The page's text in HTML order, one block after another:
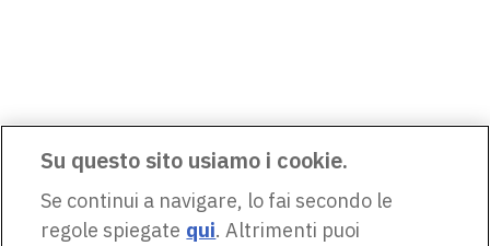
Su questo sito usiamo i cookie.
Se continui a navigare, lo fai secondo le
regole spiegate qui. Altrimenti puoi